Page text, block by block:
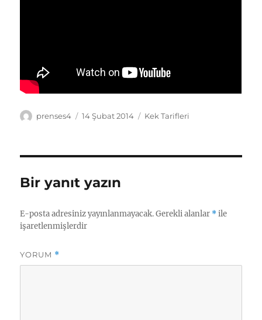
Yazar
prenses4
Yayın
14 Şubat 2014 Kategoriler
Kek Tarifleri
Bir yanıt yazın
E-posta adresiniz yayınlanmayacak. Gerekli alanlar *ile
işaretlenmişlerdir
YORUM *